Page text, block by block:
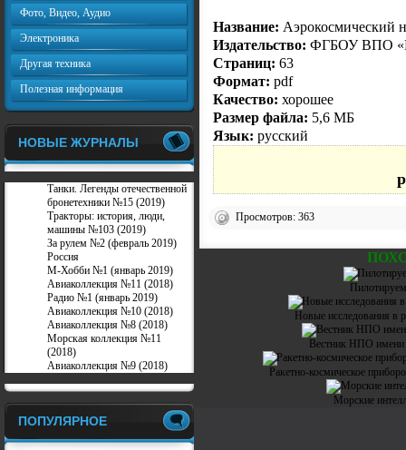
Название: Аэрокосмический
Издательство: ФГБОУ ВПО
Страниц: 63
Формат: pdf
Качество: хорошее
Размер файла: 5,6 МБ
Язык: русский
Просмотров: 363
Новые исследования в
Вестник НПО
Ракетно-космическое
Морские
Фото, Видео, Аудио
Электроника
Другая техника
Полезная информация
НОВЫЕ ЖУРНАЛЫ
Танки. Легенды отечественной
бронетехники №15 (2019)
Тракторы: история, люди,
машины №103 (2019)
За рулем №2 (февраль 2019)
Россия
М-Хобби №1 (январь 2019)
Авиаколлекция №11 (2018)
Радио №1 (январь 2019)
Авиаколлекция №10 (2018)
Авиаколлекция №8 (2018)
Морская коллекция №11
(2018)
Авиаколлекция №9 (2018)
ПОПУЛЯРНОЕ